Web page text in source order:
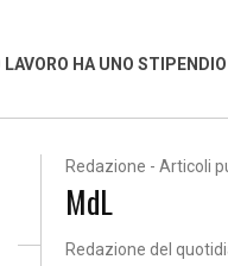
HA UNO
Redazione - Articoli
MdL
Redazione del